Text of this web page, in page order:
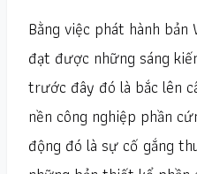
Bằng việc phát hành
đạt được những sáng
trước đây đó là bắc lên
nền công nghiệp phần
động đó là sự cố gắng